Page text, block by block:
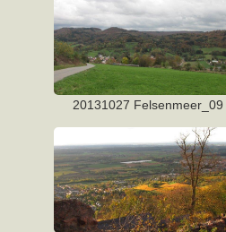
20131027 Felsenmeer_09